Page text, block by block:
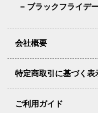
ブラックフライデ
会社概要
特定商取引に基づく表
ご利用ガイド